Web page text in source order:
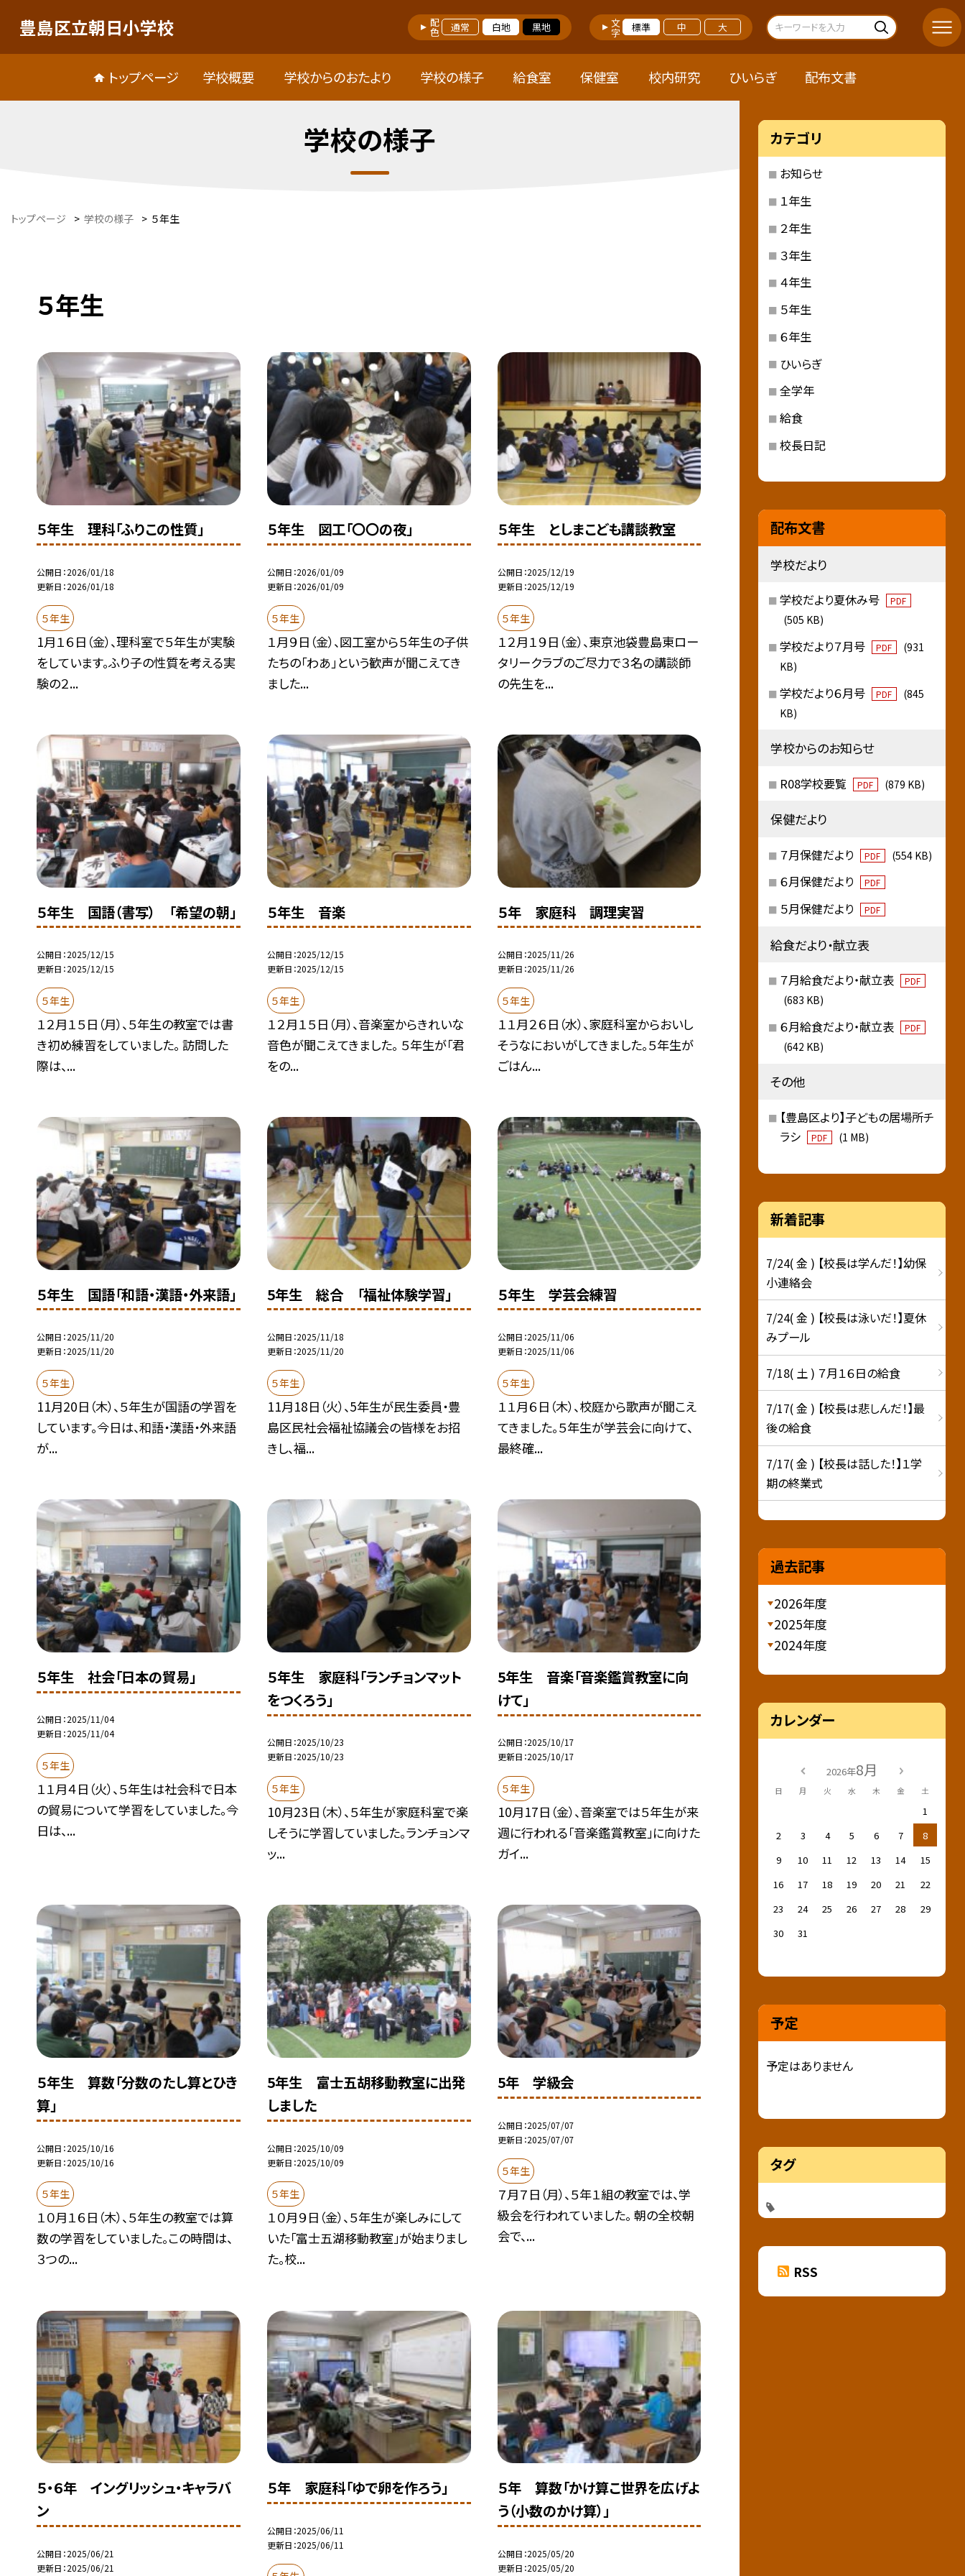
豊島区立朝日小学校 配色 通常 白地 黒地 文字 標準 中 大
トップページ 学校概要 学校からのおたより 学校の様子 給食室 保健室 校内研究 ひいらぎ 配布文書
学校の様子
トップページ > 学校の様子 > ５年生
５年生
５年生 理科「ふりこの性質」
公開日 2026/01/18
更新日 2026/01/18
５年生
1月１６日（金）、理科室で５年生が実験
をしています。ふり子の性質を考える実
験の２...
５年生 図工「〇〇の夜」
公開日 2026/01/09
更新日 2026/01/09
５年生
１月９日（金）、図工室から５年生の子供
たちの「わあ」という歓声が聞こえてき
ました...
５年生 としまこども講談教室
公開日 2025/12/19
更新日 2025/12/19
５年生
１２月１９日（金）、東京池袋豊島東ロー
タリークラブのご尽力で３名の講談師
の先生を...
５年生 国語（書写） 「希望の朝」
公開日 2025/12/15
更新日 2025/12/15
５年生
１２月１５日（月）、５年生の教室では書
き初め練習をしていました。 訪問した
際は、...
５年生 音楽
公開日 2025/12/15
更新日 2025/12/15
５年生
１２月１５日（月）、音楽室からきれいな
音色が聞こえてきました。 ５年生が「君
をの...
５年 家庭科 調理実習
公開日 2025/11/26
更新日 2025/11/26
５年生
１１月２６日（水）、家庭科室からおいし
そうなにおいがしてきました。５年生が
ごはん...
５年生 国語「和語・漢語・外来語」
公開日 2025/11/20
更新日 2025/11/20
５年生
11月20日（木）、５年生が国語の学習を
しています。今日は、和語・漢語・外来語
が...
5年生 総合 「福祉体験学習」
公開日 2025/11/18
更新日 2025/11/20
５年生
11月18日（火）、5年生が民生委員・豊
島区民社会福祉協議会の皆様をお招
きし、福...
５年生 学芸会練習
公開日 2025/11/06
更新日 2025/11/06
５年生
１１月６日（木）、校庭から歌声が聞こえ
てきました。５年生が学芸会に向けて、
最終確...
５年生 社会「日本の貿易」
公開日 2025/11/04
更新日 2025/11/04
５年生
１１月４日（火）、５年生は社会科で日本
の貿易について学習をしていました。今
日は、...
５年生 家庭科「ランチョンマット
をつくろう」
公開日 2025/10/23
更新日 2025/10/23
５年生
10月23日（木）、５年生が家庭科室で楽
しそうに学習していました。ランチョンマ
ッ...
5年生 音楽「音楽鑑賞教室に向
けて」
公開日 2025/10/17
更新日 2025/10/17
５年生
10月17日（金）、音楽室では５年生が来
週に行われる「音楽鑑賞教室」に向けた
ガイ...
５年生 算数「分数のたし算とひき
算」
公開日 2025/10/16
更新日 2025/10/16
５年生
１０月１６日（木）、５年生の教室では算
数の学習をしていました。この時間は、
３つの...
5年生 富士五胡移動教室に出発
しました
公開日 2025/10/09
更新日 2025/10/09
５年生
１０月９日（金）、５年生が楽しみにして
いた「富士五湖移動教室」が始まりまし
た。校...
5年 学級会
公開日 2025/07/07
更新日 2025/07/07
５年生
７月７日（月）、５年１組の教室では、学
級会を行われていました。 朝の全校朝
会で、...
５・６年 イングリッシュ・キャラバ
ン
公開日 2025/06/21
更新日 2025/06/21
５年 家庭科「ゆで卵を作ろう」
公開日 2025/06/11
更新日 2025/06/11
５年 算数「かけ算こ世界を広げよ
う（小数のかけ算）」
公開日 2025/05/20
更新日 2025/05/20
カテゴリ
お知らせ
１年生
２年生
３年生
４年生
５年生
６年生
ひいらぎ
全学年
給食
校長日記
配布文書
学校だより
学校だより夏休み号 PDF
(505 KB)
学校だより７月号 PDF
(931
KB)
学校だより６月号 PDF
(845
KB)
学校からのお知らせ
R08学校要覧 PDF (879 KB)
保健だより
７月保健だより PDF (554 KB)
６月保健だより PDF
５月保健だより PDF
給食だより・献立表
７月給食だより・献立表 PDF
(683 KB)
６月給食だより・献立表 PDF
(642 KB)
その他
【豊島区より】子どもの居場所チ
ラシ
PDF (1 MB)
新着記事
7/24( 金 ) 【校長は学んだ！】幼保
小連絡会
7/24( 金 ) 【校長は泳いだ！】夏休
みプール
7/18( 土 ) ７月１６日の給食
7/17( 金 ) 【校長は悲しんだ！】最
後の給食
7/17( 金 ) 【校長は話した！】１学
期の終業式
過去記事
2026年度
2025年度
2024年度
カレンダー
2026年8月
日 月 火 水 木 金 土
1
2
3 4 5 6 7
8
9
10 11 12 13 14
15
16
17 18 19 20 21
22
23
24 25 26 27 28
29
30
31
予定
予定はありません
タグ
RSS